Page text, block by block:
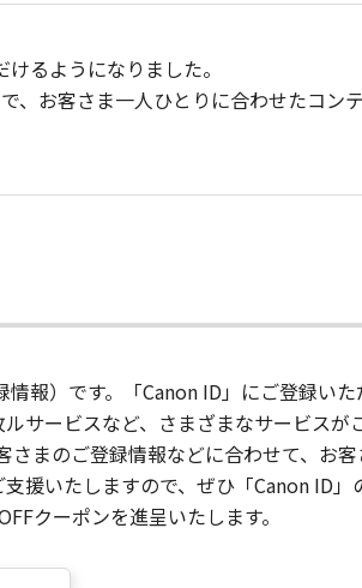
るようになりました。
、お客さま一人ひとりに合わせたコンテ
報）です。「Canon ID」にご登録いた
サービスなど、さまざまなサービスが
まのご登録情報などに合わせて、お客
援いたしますので、ぜひ「Canon ID」
クーポンを進呈いたします。